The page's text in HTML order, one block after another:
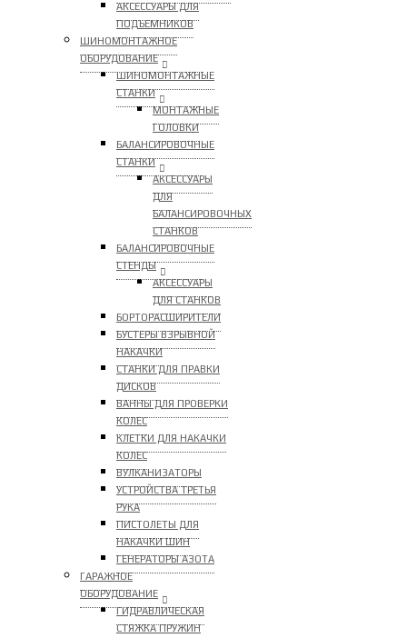
АКСЕССУАРЫ ДЛЯ
ПОДЪЕМНИКОВ
ШИНОМОНТАЖНОЕ
ОБОРУДОВАНИЕ
ШИНОМОНТАЖНЫЕ
СТАНКИ
МОНТАЖНЫЕ
ГОЛОВКИ
БАЛАНСИРОВОЧНЫЕ
СТАНКИ
АКСЕССУАРЫ
ДЛЯ
БАЛАНСИРОВОЧНЫХ
СТАНКОВ
БАЛАНСИРОВОЧНЫЕ
СТЕНДЫ
АКСЕССУАРЫ
ДЛЯ СТАНКОВ
БОРТОРАСШИРИТЕЛИ
БУСТЕРЫ ВЗРЫВНОЙ
НАКАЧКИ
СТАНКИ ДЛЯ ПРАВКИ
ДИСКОВ
ВАННЫ ДЛЯ ПРОВЕРКИ
КОЛЕС
КЛЕТКИ ДЛЯ НАКАЧКИ
КОЛЕС
ВУЛКАНИЗАТОРЫ
УСТРОЙСТВА ТРЕТЬЯ
РУКА
ПИСТОЛЕТЫ ДЛЯ
НАКАЧКИ ШИН
ГЕНЕРАТОРЫ АЗОТА
ГАРАЖНОЕ
ОБОРУДОВАНИЕ
ГИДРАВЛИЧЕСКАЯ
СТЯЖКА ПРУЖИН